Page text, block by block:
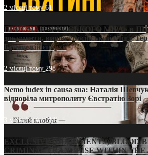
2 місяці тому61
ПРИСМАК «РУССЬКОГО МІРА» в ПЦУ:
документи, вирок і російський слід у
Бучацькій єпархії
2 місяці тому 298
Nemo iudex in causa sua: Наталія
відповіла митрополиту Євстратію Зорі
3 місяці тому214
EXCLUSIVE (DOCUMENTS)/BLOOD
CRIMINAL FRANCHISE WITHIN THE